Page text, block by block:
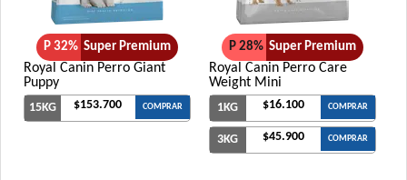
P 32% Super Premium
Royal Canin Perro Giant
Puppy
15KG $153.700 COMPRAR
P 28% Super Premium
Royal Canin Perro Care
Weight Mini
1KG $16.100 COMPRAR
3KG $45.900 COMPRAR